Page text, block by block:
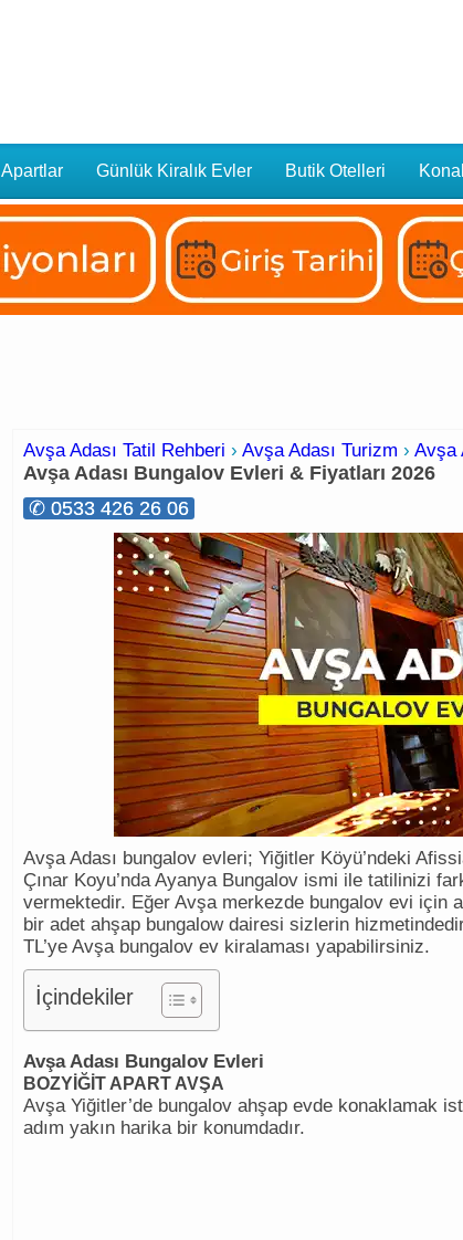
Apartlar Günlük Kiralık Evler Butik Otelleri
Avşa Adası Tatil Rehberi › Avşa Adası Turizm › Avşa
Avşa Adası Bungalov Evleri & Fiyatları 2026
✆ 0533 426 26 06
Avşa Adası bungalov evleri; Yiğitler Köyü’ndeki
Çınar Koyu’nda Ayanya Bungalov ismi ile tatilinizi
vermektedir. Eğer Avşa merkezde bungalov evi için
bir adet ahşap bungalow dairesi sizlerin
TL’ye Avşa bungalov ev kiralaması yapabilirsiniz.
İçindekiler
Avşa Adası Bungalov Evleri
BOZYİĞİT APART AVŞA
Avşa Yiğitler’de bungalov ahşap evde konaklamak
adım yakın harika bir konumdadır.